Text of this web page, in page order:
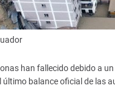
han fallecido debido a
último balance oficial de las